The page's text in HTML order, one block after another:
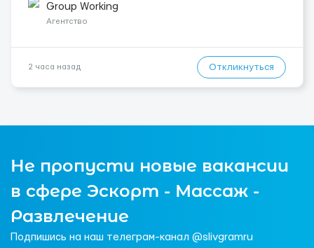
инструкций по безопасности. -Опыт управления различными
типами кранов (моб...
Group Working
Агентство
2 часа назад Откликнуться
Не пропусти новые вакансии
в сфере Эскорт - Массаж -
Развлечение
Подпишись на наш телеграм-канал @slivgramru